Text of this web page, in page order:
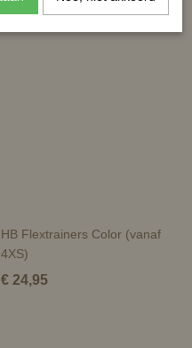
HB Flextrainers Color (vanaf
4XS)
€ 24,95